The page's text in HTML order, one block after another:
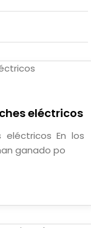
eléctricos
En los
ganado po